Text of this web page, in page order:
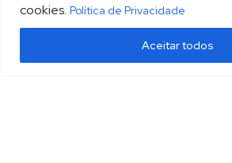
cookies. Política de Privacidade
Aceitar todos